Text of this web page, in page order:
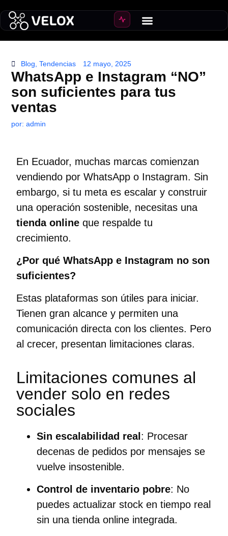
Blog ,Tendencias 12 mayo, 2025
WhatsApp e Instagram “NO”
son suficientes para tus
ventas
por: admin
En Ecuador, muchas marcas comienzan
vendiendo por WhatsApp o Instagram. Sin
embargo, si tu meta es escalar y construir
una operación sostenible, necesitas una
tienda online que respalde tu
crecimiento.
¿Por qué WhatsApp e Instagram no son
suficientes?
Estas plataformas son útiles para iniciar.
Tienen gran alcance y permiten una
comunicación directa con los clientes. Pero
al crecer, presentan limitaciones claras.
Limitaciones comunes al
vender solo en redes
sociales
Sin escalabilidad real : Procesar
decenas de pedidos por mensajes se
vuelve insostenible.
Control de inventario pobre: No
puedes actualizar stock en tiempo real
sin una tienda online integrada.